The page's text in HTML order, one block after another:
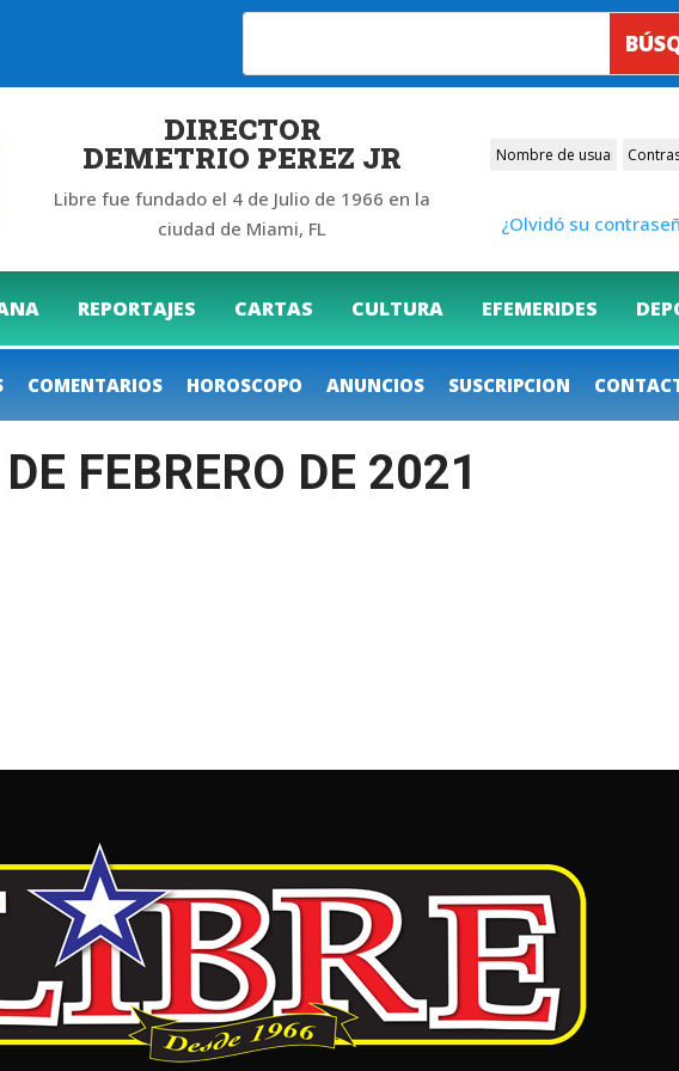
DIRECTOR
DEMETRIO PEREZ JR
Libre fue fundado el 4 de Julio de 1966 en la
ciudad de Miami, FL
¿Olvidó su
REPORTAJES CARTAS CULTURA EFEMERIDES
COMENTARIOS HOROSCOPO ANUNCIOS SUSCRIPCION
FEBRERO DE 2021